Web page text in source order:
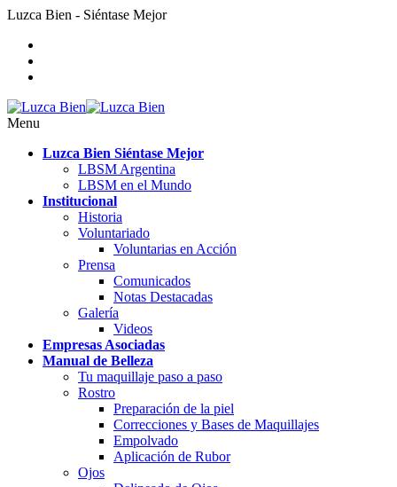
Luzca Bien - Siéntase Mejor
Menu
Luzca Bien Siéntase Mejor
LBSM Argentina
LBSM en el Mundo
Institucional
Historia
Voluntariado
Voluntarias en Acción
Prensa
Comunicados
Notas Destacadas
Galería
Videos
Empresas Asociadas
Manual de Belleza
Tu maquillaje paso a paso
Rostro
Preparación de la piel
Correcciones y Bases de Maquillajes
Empolvado
Aplicación de Rubor
Ojos